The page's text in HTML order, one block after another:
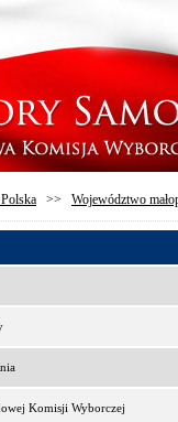
>> Województwo
Komisji Wyborczej